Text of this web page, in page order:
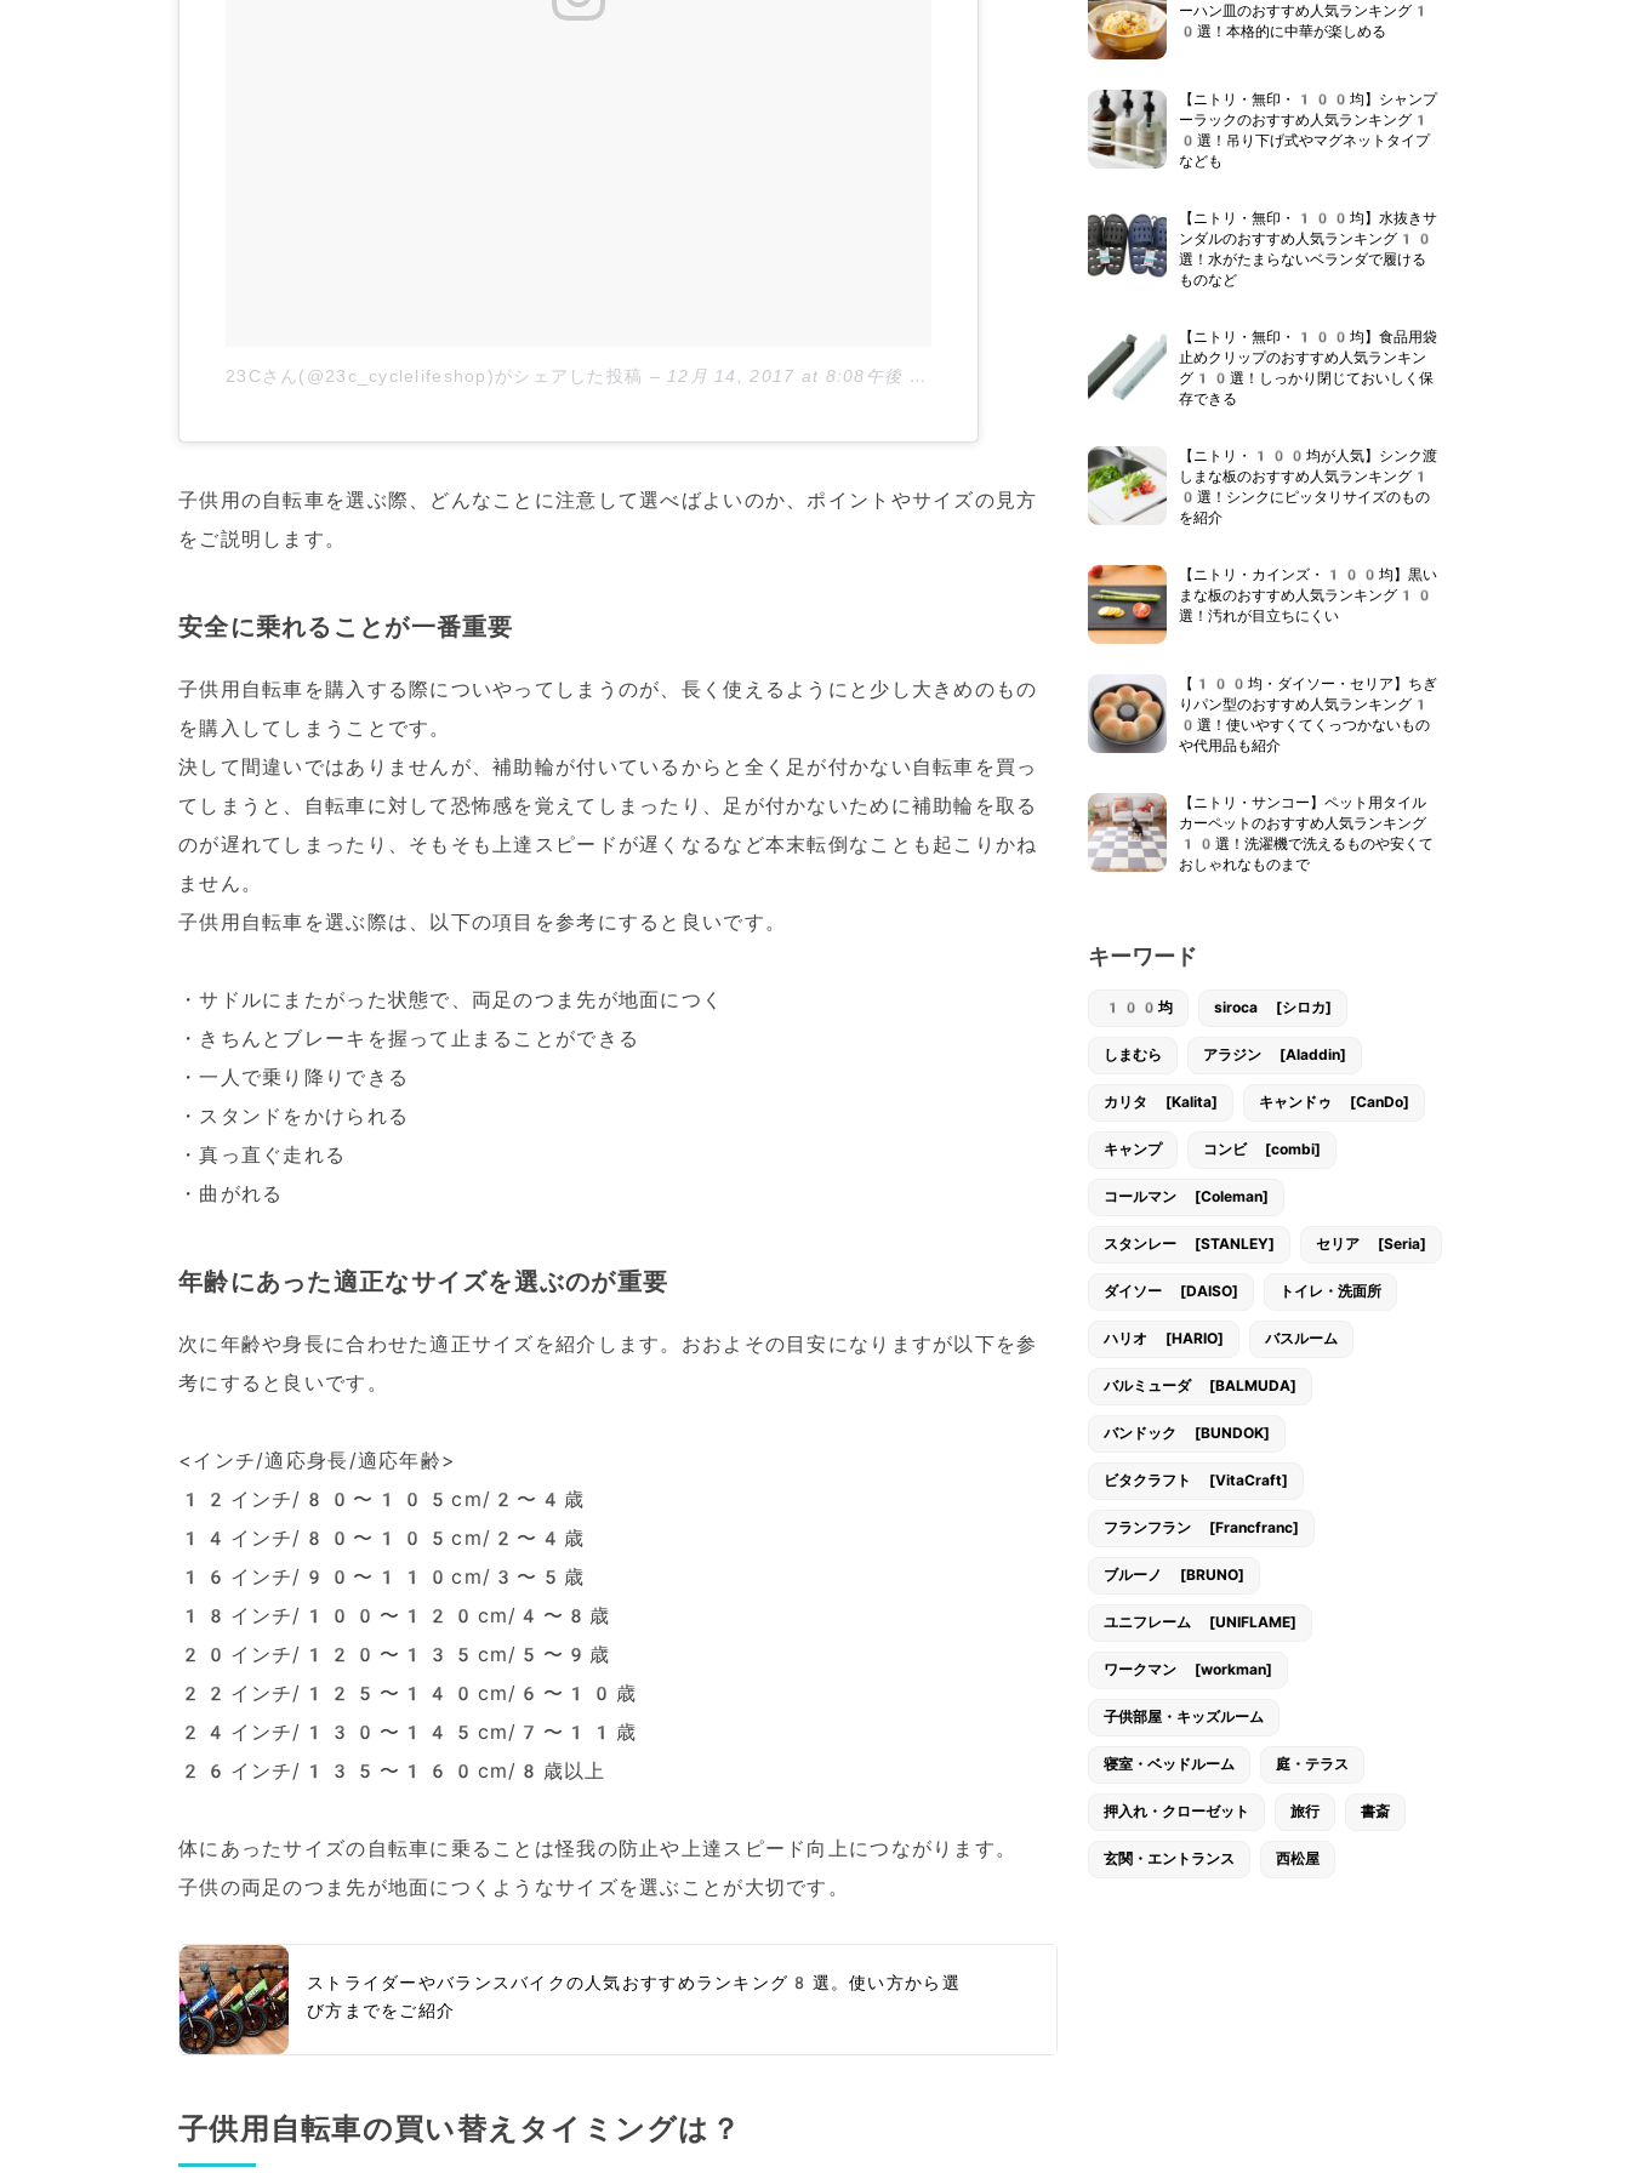
23Cさん(@23c_cyclelifeshop)がシェアした投稿 –12月 14, 2017 at 8:08午後 PST
子供用の自転車を選ぶ際、どんなことに注意して選べばよいのか、ポイントやサイズの見方
をご説明します。
安全に乗れることが一番重要
子供用自転車を購入する際についやってしまうのが、長く使えるようにと少し大きめのもの
を購入してしまうことです。
決して間違いではありませんが、補助輪が付いているからと全く足が付かない自転車を買っ
てしまうと、自転車に対して恐怖感を覚えてしまったり、足が付かないために補助輪を取る
のが遅れてしまったり、そもそも上達スピードが遅くなるなど本末転倒なことも起こりかね
ません。
子供用自転車を選ぶ際は、以下の項目を参考にすると良いです。
・サドルにまたがった状態で、両足のつま先が地面につく
・きちんとブレーキを握って止まることができる
・一人で乗り降りできる
・スタンドをかけられる
・真っ直ぐ走れる
・曲がれる
年齢にあった適正なサイズを選ぶのが重要
次に年齢や身長に合わせた適正サイズを紹介します。おおよその目安になりますが以下を参
考にすると良いです。
<インチ/適応身長/適応年齢>
12インチ/80〜105cm/2〜4歳
14インチ/80〜105cm/2〜4歳
16インチ/90〜110cm/3〜5歳
18インチ/100〜120cm/4〜8歳
20インチ/120〜135cm/5〜9歳
22インチ/125〜140cm/6〜10歳
24インチ/130〜145cm/7〜11歳
26インチ/135〜160cm/8歳以上
体にあったサイズの自転車に乗ることは怪我の防止や上達スピード向上につながります。
子供の両足のつま先が地面につくようなサイズを選ぶことが大切です。
ストライダーやバランスバイクの人気おすすめランキング8選。使い方から選
び方までをご紹介
子供用自転車の買い替えタイミングは？
ーハン皿のおすすめ人気ランキング1
0選！本格的に中華が楽しめる
【ニトリ・無印・100均】シャンプ
ーラックのおすすめ人気ランキング1
0選！吊り下げ式やマグネットタイプ
なども
【ニトリ・無印・100均】水抜きサ
ンダルのおすすめ人気ランキング10
選！水がたまらないベランダで履ける
ものなど
【ニトリ・無印・100均】食品用袋
止めクリップのおすすめ人気ランキン
グ10選！しっかり閉じておいしく保
存できる
【ニトリ・100均が人気】シンク渡
しまな板のおすすめ人気ランキング1
0選！シンクにピッタリサイズのもの
を紹介
【ニトリ・カインズ・100均】黒い
まな板のおすすめ人気ランキング10
選！汚れが目立ちにくい
【100均・ダイソー・セリア】ちぎ
りパン型のおすすめ人気ランキング1
0選！使いやすくてくっつかないもの
や代用品も紹介
【ニトリ・サンコー】ペット用タイル
カーペットのおすすめ人気ランキング
10選！洗濯機で洗えるものや安くて
おしゃれなものまで
キーワード
100均 siroca [シロカ]
しまむら アラジン [Aladdin]
カリタ [Kalita] キャンドゥ [CanDo]
キャンプ コンビ [combi]
コールマン [Coleman]
スタンレー [STANLEY] セリア [Seria]
ダイソー [DAISO] トイレ・洗面所
ハリオ [HARIO] バスルーム
バルミューダ [BALMUDA]
バンドック [BUNDOK]
ビタクラフト [VitaCraft]
フランフラン [Francfranc]
ブルーノ [BRUNO]
ユニフレーム [UNIFLAME]
ワークマン [workman]
子供部屋・キッズルーム
寝室・ベッドルーム 庭・テラス
押入れ・クローゼット 旅行 書斎
玄関・エントランス 西松屋